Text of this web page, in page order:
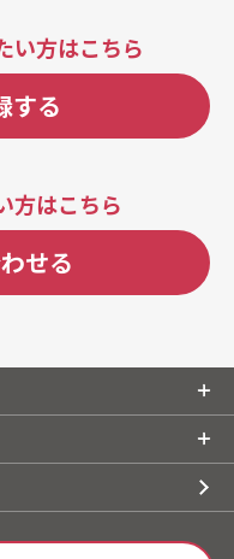
い方はこちら
する
方はこちら
せる